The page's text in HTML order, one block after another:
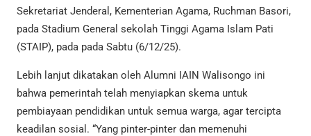
Sekretariat Jenderal, Kementerian Agama, Ruchman Basori,
pada Stadium General sekolah Tinggi Agama Islam Pati
(STAIP), pada pada Sabtu (6/12/25).
Lebih lanjut dikatakan oleh Alumni IAIN Walisongo ini
bahwa pemerintah telah menyiapkan skema untuk
pembiayaan pendidikan untuk semua warga, agar tercipta
keadilan sosial. “Yang pinter-pinter dan memenuhi